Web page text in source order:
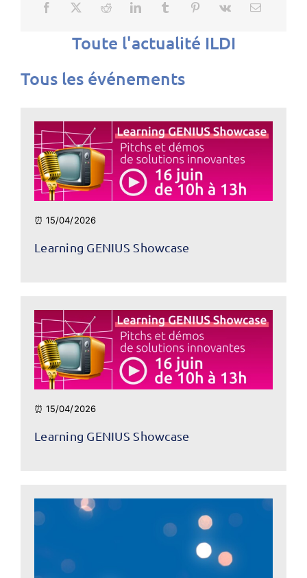
Toute l'actualité ILDI
Tous les événements
⏰ 15/04/2026
Learning GENIUS Showcase
⏰ 15/04/2026
Learning GENIUS Showcase